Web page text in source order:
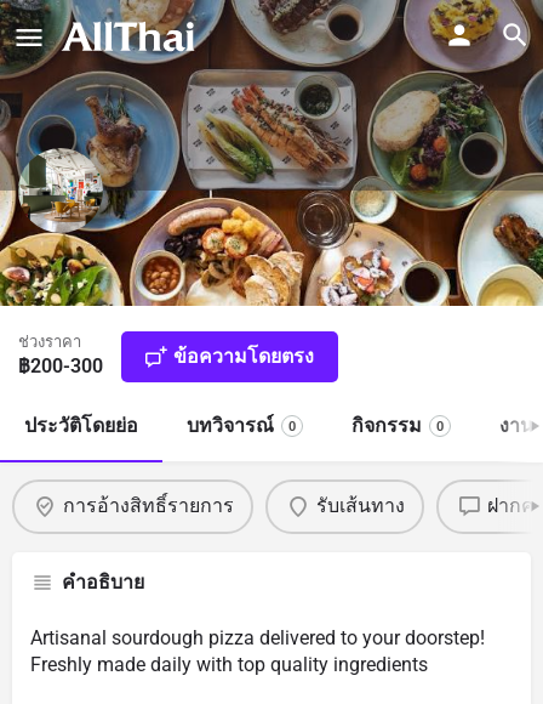
Chim Chim bangkok
ชิม ชิม แบงค็อก
ช่วงราคา
฿200-300 ข้อความโดยตรง
ประวัติโดยย่อ บทวิจารณ์ 0 กิจกรรม 0 งาน
การอ้างสิทธิ์รายการ รับเส้นทาง ฝากค
คำอธิบาย
Artisanal sourdough pizza delivered to your doorstep!
Freshly made daily with top quality ingredients